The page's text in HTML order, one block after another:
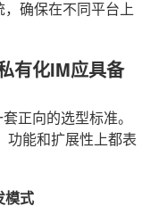
确保在不同平台上
有化IM应具备
正向的选型标准。
功能和扩展性上都表
模式